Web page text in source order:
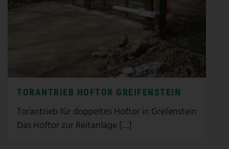
TORANTRIEB HOFTOR GREIFENSTEIN
Torantrieb für doppeltes Hoftor in Grefenstein
Das Hoftor zur Reitanlage […]